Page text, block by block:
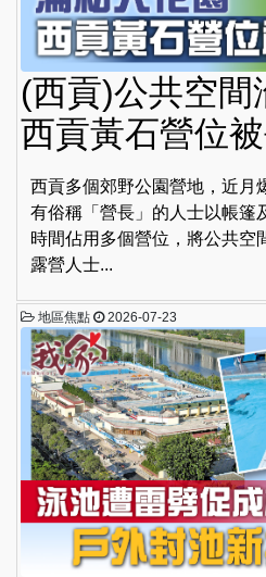
(西貢)公共空間
西貢黃石營位
西貢多個郊野公園營地，近月
有俗稱「營長」的人士以帳篷
時間佔用多個營位，將公共空
露營人士...
地區焦點 2026-07-23